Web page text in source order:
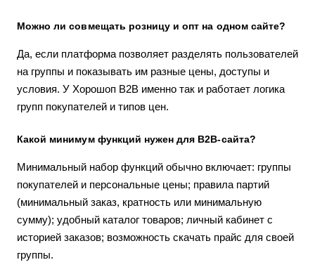
Можно ли совмещать розницу и опт на одном сайте?
Да, если платформа позволяет разделять пользователей
на группы и показывать им разные цены, доступы и
условия. У Хорошоп B2B именно так и работает логика
групп покупателей и типов цен.
Какой минимум функций нужен для B2B-сайта?
Минимальный набор функций обычно включает: группы
покупателей и персональные цены; правила партий
(минимальный заказ, кратность или минимальную
сумму); удобный каталог товаров; личный кабинет с
историей заказов; возможность скачать прайс для своей
группы.